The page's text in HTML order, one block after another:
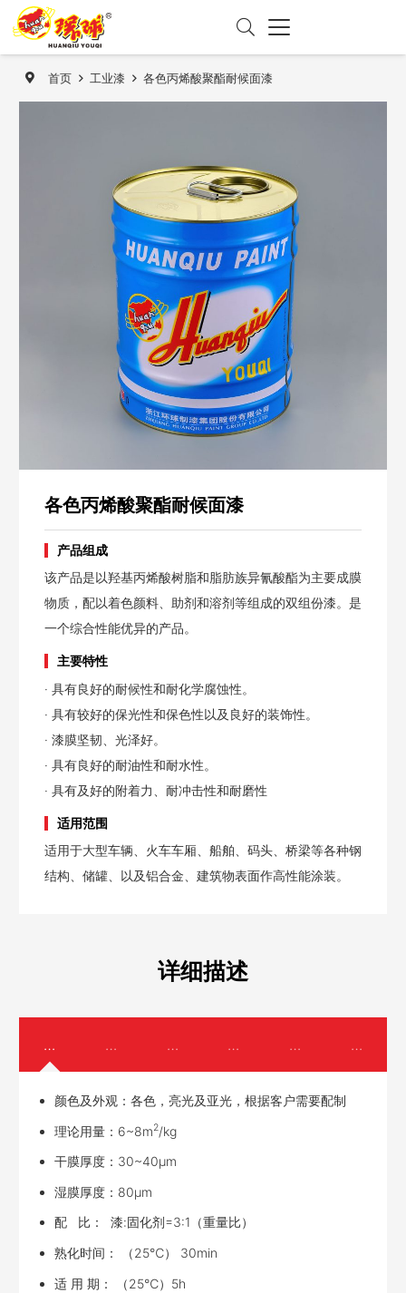
首页 工业漆 各色丙烯酸聚酯耐候面漆
各色丙烯酸聚酯耐候面漆
产品组成
该产品是以羟基丙烯酸树脂和脂肪族异氰酸酯为主要成膜
物质，配以着色颜料、助剂和溶剂等组成的双组份漆。是
一个综合性能优异的产品。
主要特性
· 具有良好的耐候性和耐化学腐蚀性。
· 具有较好的保光性和保色性以及良好的装饰性。
· 漆膜坚韧、光泽好。
· 具有良好的耐油性和耐水性。
· 具有及好的附着力、耐冲击性和耐磨性
适用范围
适用于大型车辆、火车车厢、船舶、码头、桥梁等各种钢
结构、储罐、以及铝合金、建筑物表面作高性能涂装。
详细描述
物理参数 配套底漆 表面处理 施工方法 注意事项 贮存及
颜色及外观：各色，亮光及亚光，根据客户需要配制
理论用量：6~8m2/kg
干膜厚度：30~40µm
湿膜厚度：80µm
配 比： 漆:固化剂=3:1（重量比）
熟化时间： （25℃） 30min
适 用 期： （25℃）5h